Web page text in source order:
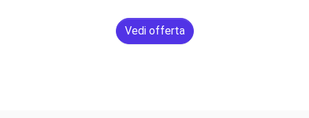
Vedi offerta